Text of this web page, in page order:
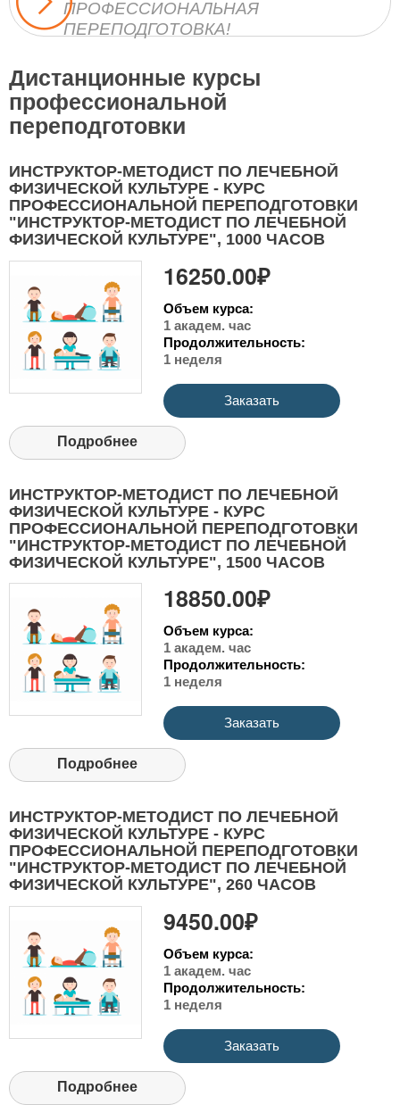
ПРОФЕССИОНАЛЬНАЯ
ПЕРЕПОДГОТОВКА!
Дистанционные курсы
профессиональной
переподготовки
ИНСТРУКТОР-МЕТОДИСТ ПО ЛЕЧЕБНОЙ
ФИЗИЧЕСКОЙ КУЛЬТУРЕ - КУРС
ПРОФЕССИОНАЛЬНОЙ ПЕРЕПОДГОТОВКИ
"ИНСТРУКТОР-МЕТОДИСТ ПО ЛЕЧЕБНОЙ
ФИЗИЧЕСКОЙ КУЛЬТУРЕ", 1000 ЧАСОВ
16250.00₽
Объем курса:
1 академ. час
Продолжительность:
1 неделя
Заказать
Подробнее
ИНСТРУКТОР-МЕТОДИСТ ПО ЛЕЧЕБНОЙ
ФИЗИЧЕСКОЙ КУЛЬТУРЕ - КУРС
ПРОФЕССИОНАЛЬНОЙ ПЕРЕПОДГОТОВКИ
"ИНСТРУКТОР-МЕТОДИСТ ПО ЛЕЧЕБНОЙ
ФИЗИЧЕСКОЙ КУЛЬТУРЕ", 1500 ЧАСОВ
18850.00₽
Объем курса:
1 академ. час
Продолжительность:
1 неделя
Заказать
Подробнее
ИНСТРУКТОР-МЕТОДИСТ ПО ЛЕЧЕБНОЙ
ФИЗИЧЕСКОЙ КУЛЬТУРЕ - КУРС
ПРОФЕССИОНАЛЬНОЙ ПЕРЕПОДГОТОВКИ
"ИНСТРУКТОР-МЕТОДИСТ ПО ЛЕЧЕБНОЙ
ФИЗИЧЕСКОЙ КУЛЬТУРЕ", 260 ЧАСОВ
9450.00₽
Объем курса:
1 академ. час
Продолжительность:
1 неделя
Заказать
Подробнее